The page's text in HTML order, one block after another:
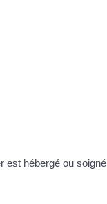
est hébergé ou soigné